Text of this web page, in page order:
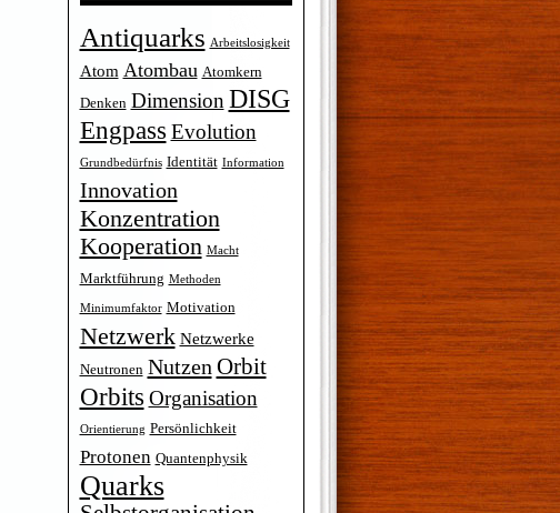
Antiquarks Arbeitslosigkeit
Atom Atombau Atomkern
Denken Dimension DISG
Engpass Evolution
Grundbedürfnis Identität Information
Innovation
Konzentration
Kooperation Macht
Marktführung Methoden
Minimumfaktor Motivation
Netzwerk Netzwerke
Neutronen Nutzen Orbit
Orbits Organisation
Orientierung Persönlichkeit
Protonen Quantenphysik
Quarks